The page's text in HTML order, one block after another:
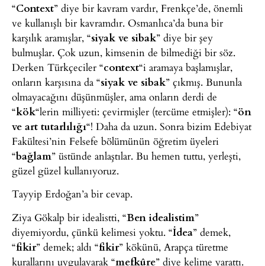
“Context” diye bir kavram vardır, Frenkçe’de, önemli
ve kullanışlı bir kavramdır. Osmanlıca’da buna bir
karşılık aramışlar, “siyak ve sibak” diye bir şey
bulmuşlar. Çok uzun, kimsenin de bilmediği bir söz.
Derken Türkçeciler “context“i aramaya başlamışlar,
onların karşısına da “siyak ve sibak” çıkmış. Bununla
olmayacağını düşünmüşler, ama onların derdi de
“kök“lerin milliyeti: çevirmişler (tercüme etmişler): “ön
ve art tutarlılığı“! Daha da uzun. Sonra bizim Edebiyat
Fakültesi’nin Felsefe bölümünün öğretim üyeleri
“bağlam” üstünde anlaştılar. Bu hemen tuttu, yerleşti,
güzel güzel kullanıyoruz.
Tayyip Erdoğan’a bir cevap.
Ziya Gökalp bir idealistti, “Ben idealistim”
diyemiyordu, çünkü kelimesi yoktu. “İdea” demek,
“fikir” demek; aldı “fikir” kökünü, Arapça türetme
kurallarını uygulayarak “mefkûre” diye kelime yarattı.